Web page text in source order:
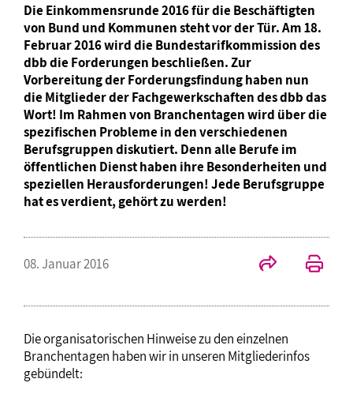
Die Einkommensrunde 2016 für die Beschäftigten
von Bund und Kommunen steht vor der Tür. Am 18.
Februar 2016 wird die Bundestarifkommission des
dbb die Forderungen beschließen. Zur
Vorbereitung der Forderungsfindung haben nun
die Mitglieder der Fachgewerkschaften des dbb das
Wort! Im Rahmen von Branchentagen wird über die
spezifischen Probleme in den verschiedenen
Berufsgruppen diskutiert. Denn alle Berufe im
öffentlichen Dienst haben ihre Besonderheiten und
speziellen Herausforderungen! Jede Berufsgruppe
hat es verdient, gehört zu werden!
08. Januar 2016
Die organisatorischen Hinweise zu den einzelnen
Branchentagen haben wir in unseren Mitgliederinfos
gebündelt: